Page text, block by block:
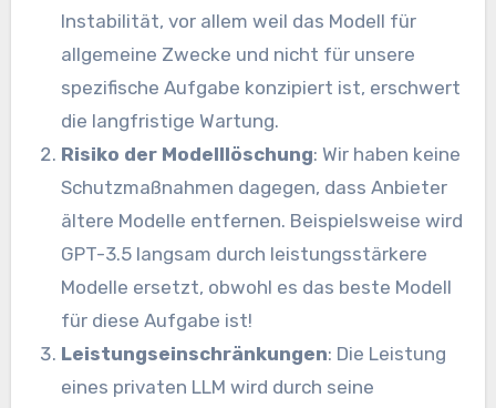
Instabilität, vor allem weil das Modell für
allgemeine Zwecke und nicht für unsere
spezifische Aufgabe konzipiert ist, erschwert
die langfristige Wartung.
Risiko der Modelllöschung: Wir haben keine
Schutzmaßnahmen dagegen, dass Anbieter
ältere Modelle entfernen. Beispielsweise wird
GPT-3.5 langsam durch leistungsstärkere
Modelle ersetzt, obwohl es das beste Modell
für diese Aufgabe ist!
Leistungseinschränkungen: Die Leistung
eines privaten LLM wird durch seine